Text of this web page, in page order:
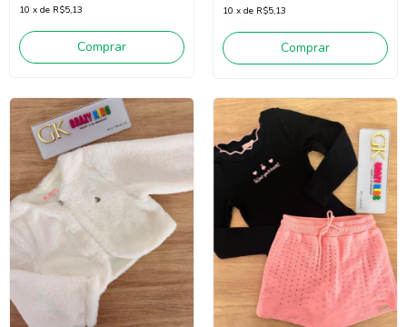
10 x de R$5,13
Comprar
10 x de R$5,13
Comprar